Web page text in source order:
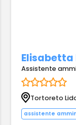
Elisabetta
Assistente
Tortoreto
assistente